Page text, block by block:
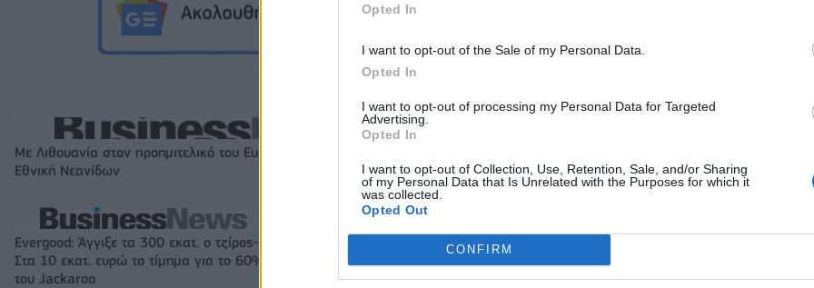
Opted In
I want to opt-out of the Sale of my Personal Data.
Opted In
I want to opt-out of processing my Personal Data for Targeted
Advertising.
Opted In
I want to opt-out of Collection, Use, Retention, Sale, and/or Sharing
of my Personal Data that Is Unrelated with the Purposes for which it
was collected.
Opted Out
CONFIRM
Με Λιθουανία στον προημιτελικό του Ευρωπαϊκού Β' κατ. η
Εθνική Νεανίδων
παίκτης του Πανιώνιου
Evergood: Άγγιξε τα 300 εκατ. ο τζίρος-
Στα 10 εκατ. ευρώ το τίμημα για το 60%
του Jackaroo
Όμιλος AKTOR: Εξαγοράζει το 75% των
ΗΛΕΚΤΩΡ και THALIS – Στρατηγική
συνεργασία με τη Motor Oil
2026 με προσαρμοσμένο EBITDA στα
δισ. ευρώ